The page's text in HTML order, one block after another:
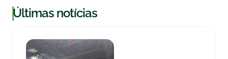
|Últimas notícias